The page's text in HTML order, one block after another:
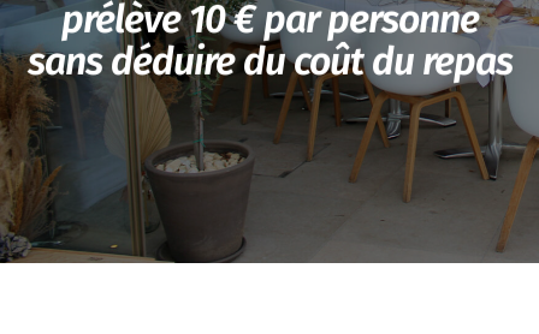
prélève 10 € par personne
sans déduire du coût du repas